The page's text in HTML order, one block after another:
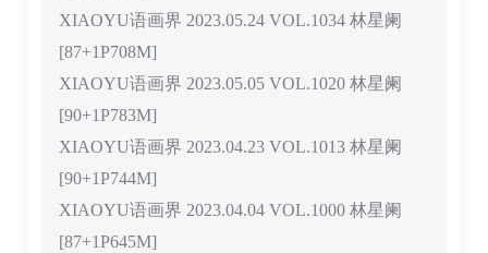
XIAOYU语画界 2023.05.24 VOL.1034 林星阑
[87+1P708M]
XIAOYU语画界 2023.05.05 VOL.1020 林星阑
[90+1P783M]
XIAOYU语画界 2023.04.23 VOL.1013 林星阑
[90+1P744M]
XIAOYU语画界 2023.04.04 VOL.1000 林星阑
[87+1P645M]